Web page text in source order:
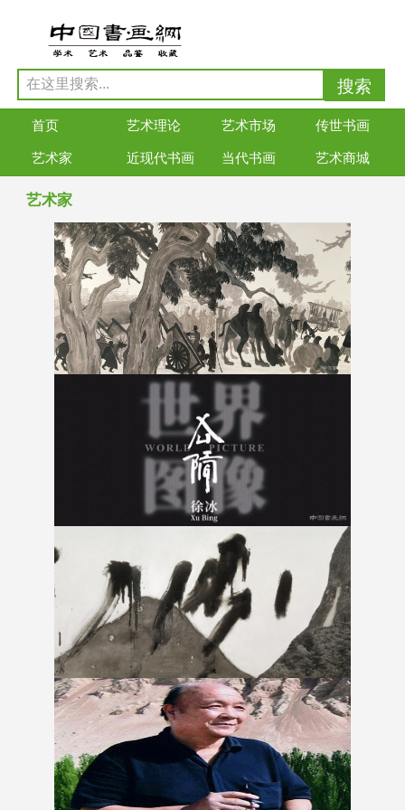
首页 艺术理论 艺术市场 传世书画
艺术家 近现代书画 当代书画 艺术商城
艺术家